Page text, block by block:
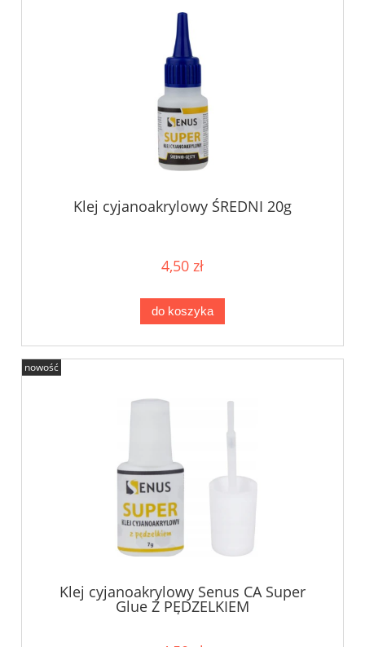
Klej cyjanoakrylowy ŚREDNI 20g
4,50 zł
do koszyka
Klej cyjanoakrylowy Senus CA Super
Glue Z PĘDZELKIEM
nowość